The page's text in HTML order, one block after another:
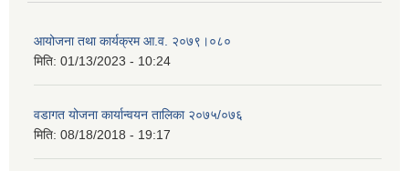
आयोजना तथा कार्यक्रम आ.व. २०७९।०८०
मिति: 01/13/2023 - 10:24
वडागत योजना कार्यान्वयन तालिका २०७५/०७६
मिति: 08/18/2018 - 19:17